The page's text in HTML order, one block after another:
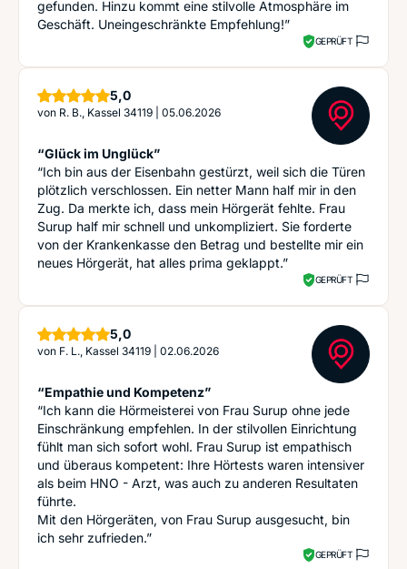
gefunden. Hinzu kommt eine stilvolle Atmosphäre im
Geschäft. Uneingeschränkte Empfehlung!”
GEPRÜFT
5,0Sterne
von R. B., Kassel 34119 05.06.2026
“Glück im Unglück”
“Ich bin aus der Eisenbahn gestürzt, weil sich die Türen
plötzlich verschlossen. Ein netter Mann half mir in den
Zug. Da merkte ich, dass mein Hörgerät fehlte. Frau
Surup half mir schnell und unkompliziert. Sie forderte
von der Krankenkasse den Betrag und bestellte mir ein
neues Hörgerät, hat alles prima geklappt.”
GEPRÜFT
5,0Sterne
von F. L., Kassel 34119 02.06.2026
“Empathie und Kompetenz”
“Ich kann die Hörmeisterei von Frau Surup ohne jede
Einschränkung empfehlen. In der stilvollen Einrichtung
fühlt man sich sofort wohl. Frau Surup ist empathisch
und überaus kompetent: Ihre Hörtests waren intensiver
als beim HNO - Arzt, was auch zu anderen Resultaten
führte.
Mit den Hörgeräten, von Frau Surup ausgesucht, bin
ich sehr zufrieden.”
GEPRÜFT